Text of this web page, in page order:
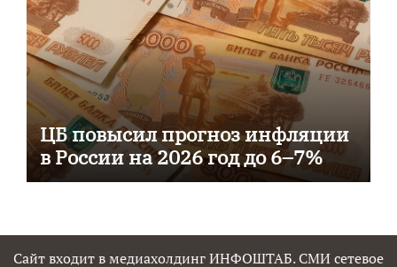
ЦБ повысил прогноз инфляции
в России на 2026 год до 6–7%
Сайт входит в медиахолдинг ИНФОШТАБ. СМИ сетевое